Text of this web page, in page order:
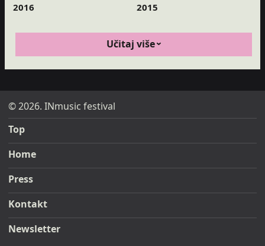
2016 2015
Učitaj više
© 2026. INmusic festival
Top
Home
Press
Kontakt
Newsletter